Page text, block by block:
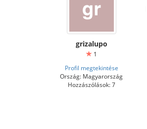
grizalupo
1
Profil megtekintése
Ország: Magyarország
Hozzászólások: 7